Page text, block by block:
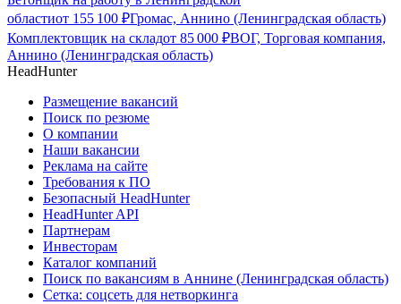
областиот 155 100 ₽Громас, Аннино (Ленинградская область)
Комплектовщик на складот 85 000 ₽ВОГ, Торговая компания,
Аннино (Ленинградская область)
HeadHunter
Размещение вакансий
Поиск по резюме
О компании
Наши вакансии
Реклама на сайте
Требования к ПО
Безопасный HeadHunter
HeadHunter API
Партнерам
Инвесторам
Каталог компаний
Поиск по вакансиям в Аннине (Ленинградская область)
Сетка: соцсеть для нетворкинга